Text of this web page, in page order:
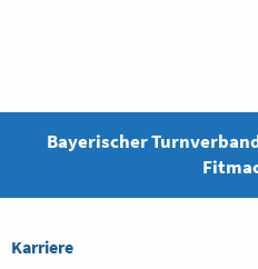
Bayerischer
Karriere